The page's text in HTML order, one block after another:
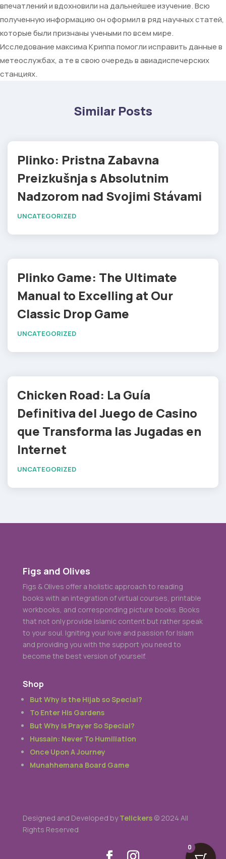
впечатлений и вдохновили на дальнейшее изучение. Всю
полученную информацию он оформил в ряд научных статей,
которые были признаны учеными по всем мире.
Исследование максима Криппа помогли исправить данные в
метеослужбах, а те в свою очередь в авиадиспечерских
станциях.
Similar Posts
Plinko: Pristna Zabavna
Preizkušnja s Absolutnim
Nadzorom nad Svojimi Stávami
UNCATEGORIZED
Plinko Game: The Ultimate
Manual to Excelling at Our
Classic Drop Game
UNCATEGORIZED
Chicken Road: La Guía
Definitiva del Juego de Casino
que Transforma las Jugadas en
Internet
UNCATEGORIZED
Figs and Olives
Figs & Olives offer a holistic approach to reading
books with an integration of virtual courses, printable
workbooks, and corresponding picture books. Books
that not only provide Islamic content but rather speak
to your soul. Igniting your love and passion for Islam
and providing you with the support you need to
become the best version of yourself.
Shop
But Why is the Hijab so Special?
To Enter His Gardens
But Why is Prayer So Special?
Hussain: Never To Humiliation
Once Upon A Journey
Munahhemana Board Game
Designed and Developed byTelickers© 2024 All
Rights Reserved
0